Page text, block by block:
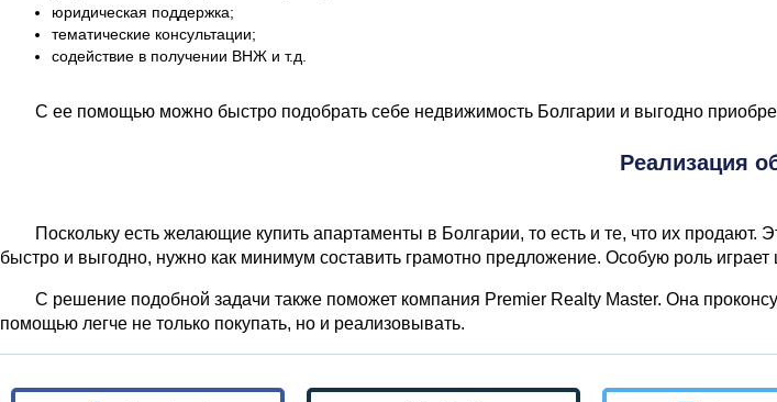
юридическая поддержка;
тематические консультации;
содействие в получении ВНЖ и т.д.
С ее помощью можно быстро подобрать себе недвижимость Болгарии и выгодно
Реализация
Поскольку есть желающие купить апартаменты в Болгарии, то есть и те, что их
быстро и выгодно, нужно как минимум составить грамотно предложение. Особую роль играет
С решение подобной задачи также поможет компания Premier Realty Master. Она
помощью легче не только покупать, но и реализовывать.